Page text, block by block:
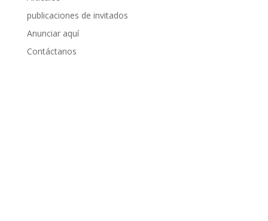
publicaciones de invitados
Anunciar aquí
Contáctanos